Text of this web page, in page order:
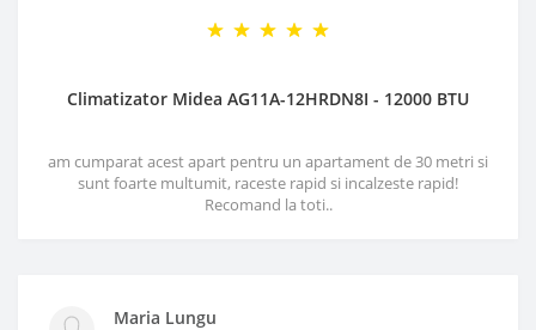
Climatizator Midea AG11A-12HRDN8I - 12000 BTU
am cumparat acest apart pentru un apartament de 30 metri si
sunt foarte multumit, raceste rapid si incalzeste rapid!
Recomand la toti..
Maria Lungu